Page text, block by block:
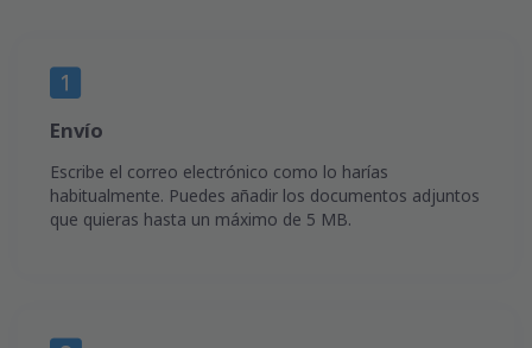
Envío
Escribe el correo electrónico como lo harías
habitualmente. Puedes añadir los documentos adjuntos
que quieras hasta un máximo de 5 MB.